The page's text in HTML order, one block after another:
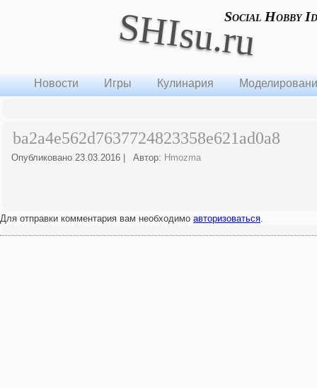
SHIsu.ruSocial Hobby
Новости Игры Кулинария
ba2a4e562d7637724823358e621ad0a8
Опубликовано 23.03.2016 Автор: Hmozma
Для отправки комментария вам необходимо авторизоваться.